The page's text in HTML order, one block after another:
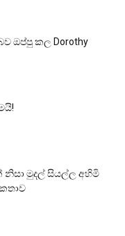
ඔප්පු කල Dorothy
මුදල් සියල්ල අහිමි